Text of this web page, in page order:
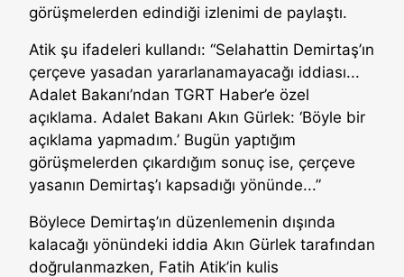
görüşmelerden edindiği izlenimi de paylaştı.
Atik şu ifadeleri kullandı: “Selahattin Demirtaş’ın
çerçeve yasadan yararlanamayacağı iddiası...
Adalet Bakanı’ndan TGRT Haber’e özel
açıklama. Adalet Bakanı Akın Gürlek: ‘Böyle bir
açıklama yapmadım.’ Bugün yaptığım
görüşmelerden çıkardığım sonuç ise, çerçeve
yasanın Demirtaş’ı kapsadığı yönünde...”
Böylece Demirtaş’ın düzenlemenin dışında
kalacağı yönündeki iddia Akın Gürlek tarafından
doğrulanmazken, Fatih Atik’in kulis